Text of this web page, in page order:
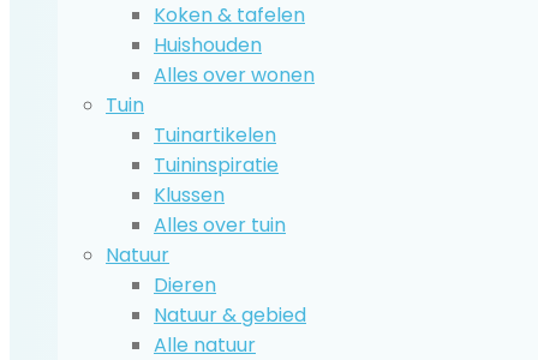
Koken & tafelen
Huishouden
Alles over wonen
Tuin
Tuinartikelen
Tuininspiratie
Klussen
Alles over tuin
Natuur
Dieren
Natuur & gebied
Alle natuur